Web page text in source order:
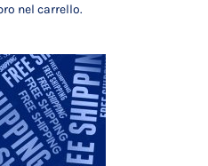
nel carrello.